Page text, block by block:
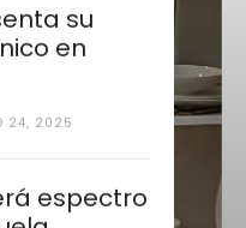
su
en
24, 2025
espectro